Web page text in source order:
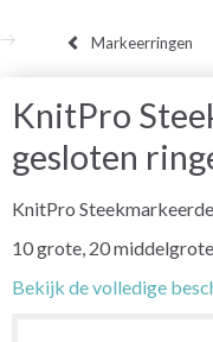
Markeerringen
KnitPro
gesloten
KnitPro
10 grote, 20
Bekijk de volledige